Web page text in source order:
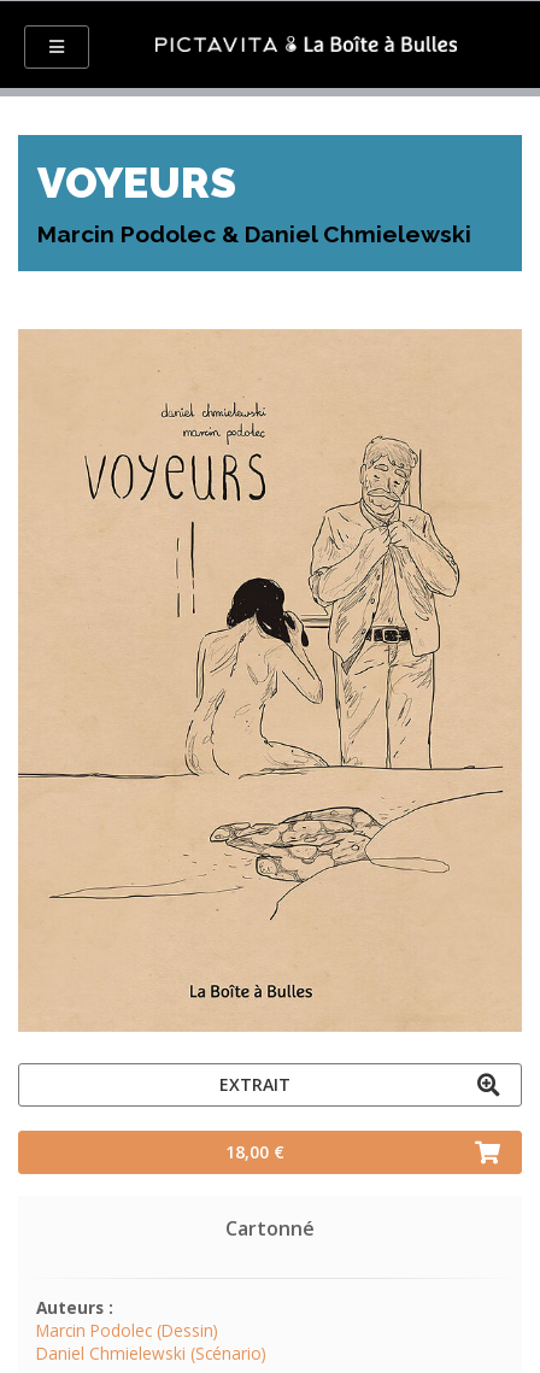
VOYEURS
Marcin Podolec & Daniel Chmielewski
EXTRAIT
18,00 €
Cartonné
Auteurs :
Marcin Podolec (Dessin)
Daniel Chmielewski (Scénario)